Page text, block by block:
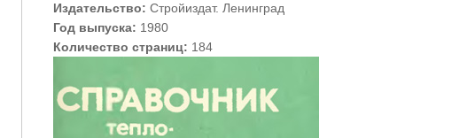
Издательство:Стройиздат. Ленинград
Год выпуска: 1980
Количество страниц: 184